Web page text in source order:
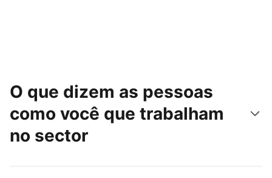
Chegue hoje mesmo a novas pessoas
O que dizem as pessoas
como você que trabalham
no sector